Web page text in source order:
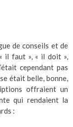
de conseils et de
il faut », « il doit »,
cependant pas
était belle, bonne,
offraient un
qui rendaient la
: